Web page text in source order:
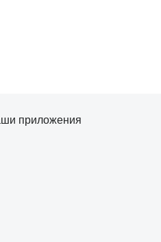
приложения